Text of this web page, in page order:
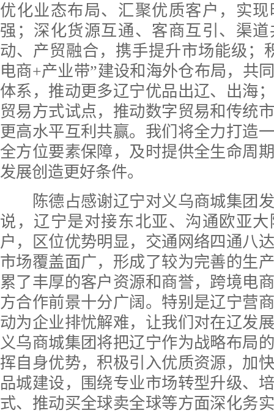
优化业态布局、汇聚优质客户，实
强；深化货源互通、客商互引、渠
动、产贸融合，携手提升市场能级；
电商+产业带”建设和海外仓布局，共
体系，推动更多辽宁优品出辽、出海
贸易方式试点，推动数字贸易和传统
更高水平互利共赢。我们将全力打造
全方位要素保障，及时提供全生命周
发展创造更好条件。
陈德占感谢辽宁对义乌商城集团发
说，辽宁是对接东北亚、沟通欧亚
户，区位优势明显，交通网络四通八
市场覆盖面广，形成了较为完善的生
累了丰厚的客户资源和商誉，跨境电
方合作前景十分广阔。特别是辽宁营
动为企业排忧解难，让我们对在辽发
义乌商城集团将把辽宁作为战略布局
挥自身优势，积极引入优质资源，加
品城建设，围绕专业市场转型升级、
式、推动买全球卖全球等方面深化务